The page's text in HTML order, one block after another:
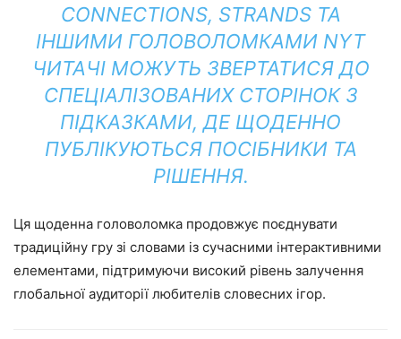
CONNECTIONS, STRANDS ТА
ІНШИМИ ГОЛОВОЛОМКАМИ NYT
ЧИТАЧІ МОЖУТЬ ЗВЕРТАТИСЯ ДО
СПЕЦІАЛІЗОВАНИХ СТОРІНОК З
ПІДКАЗКАМИ, ДЕ ЩОДЕННО
ПУБЛІКУЮТЬСЯ ПОСІБНИКИ ТА
РІШЕННЯ.
Ця щоденна головоломка продовжує поєднувати
традиційну гру зі словами із сучасними інтерактивними
елементами, підтримуючи високий рівень залучення
глобальної аудиторії любителів словесних ігор.